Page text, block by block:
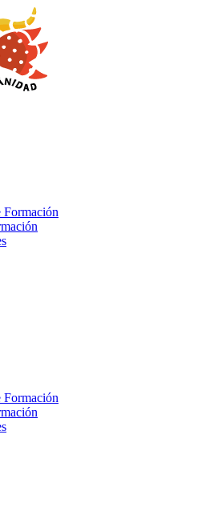
Formación
Formación